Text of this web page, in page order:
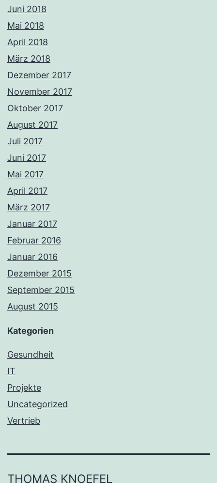
Juni 2018
Mai 2018
April 2018
März 2018
Dezember 2017
November 2017
Oktober 2017
August 2017
Juli 2017
Juni 2017
Mai 2017
April 2017
März 2017
Januar 2017
Februar 2016
Januar 2016
Dezember 2015
September 2015
August 2015
Kategorien
Gesundheit
IT
Projekte
Uncategorized
Vertrieb
THOMAS KNOEFEL